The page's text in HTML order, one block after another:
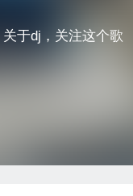
于dj，关注这个歌